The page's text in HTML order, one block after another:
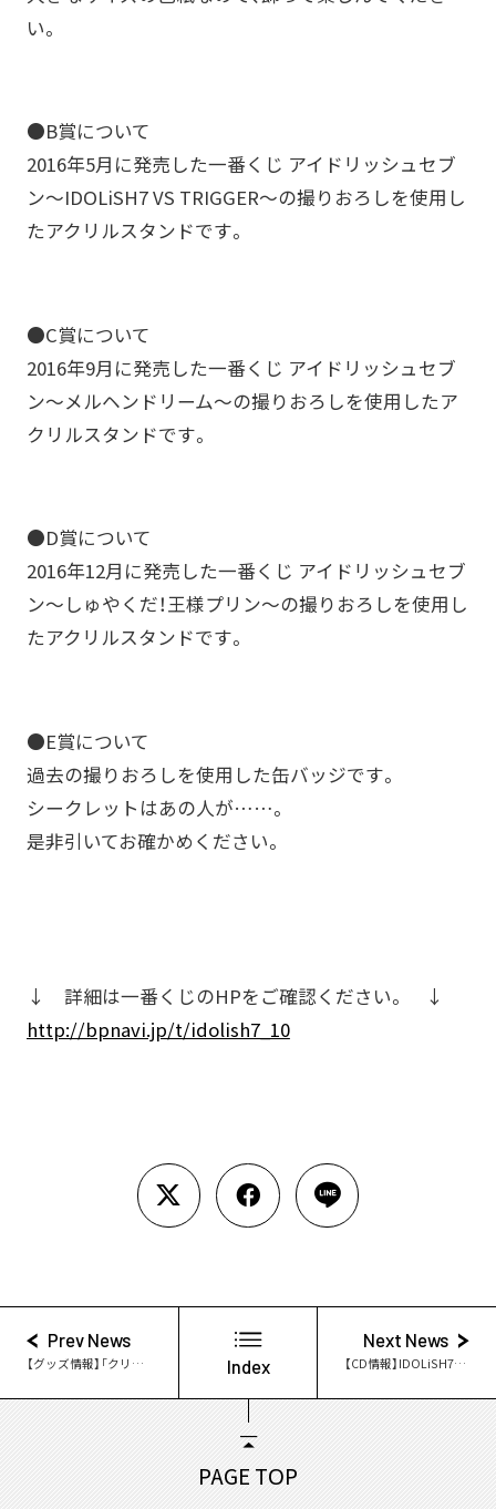
い。
●B賞について
2016年5月に発売した一番くじ アイドリッシュセブ
ン～IDOLiSH7 VS TRIGGER～の撮りおろしを使用し
たアクリルスタンドです。
●C賞について
2016年9月に発売した一番くじ アイドリッシュセブ
ン～メルヘンドリーム～の撮りおろしを使用したア
クリルスタンドです。
●D賞について
2016年12月に発売した一番くじ アイドリッシュセブ
ン～しゅやくだ！王様プリン～の撮りおろしを使用し
たアクリルスタンドです。
●E賞について
過去の撮りおろしを使用した缶バッジです。
シークレットはあの人が……。
是非引いてお確かめください。
↓ 詳細は一番くじのHPをご確認ください。 ↓
http://bpnavi.jp/t/idolish7_10
Prev News
【グッズ情報】「クリアラバーストラップ～うさみみDealer～」登場！ Index
Next News
【CD情報】IDOLiSH7ニューシングル「ナナツイロREALiZE」特典情報公開！
PAGE TOP